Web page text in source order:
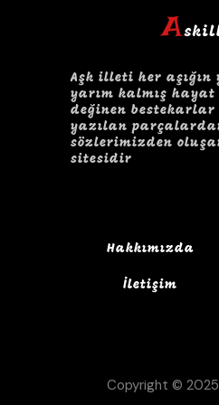
Aşk illeti her aşığın
yarım kalmış hayat
değinen
yazılan
sözlerimizden
sitesidir
Hakkımızda
İletişim
Copyright ©